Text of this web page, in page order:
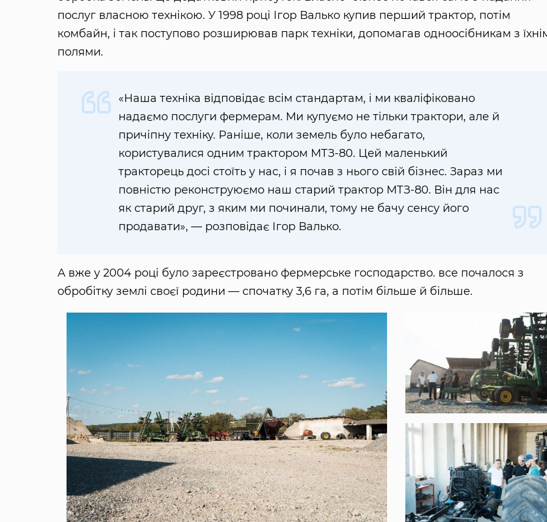
послуг власною технікою. У 1998 році Ігор Валько купив перший трактор, потім
комбайн, і так поступово розширював парк техніки, допомагав одноосібникам з
полями.
«Наша техніка відповідає всім стандартам, і ми кваліфіковано
надаємо послуги фермерам. Ми купуємо не тільки трактори, але й
причіпну техніку. Раніше, коли земель було небагато,
користувалися одним трактором МТЗ-80. Цей маленький
тракторець досі стоїть у нас, і я почав з нього свій бізнес. Зараз ми
повністю реконструюємо наш старий трактор МТЗ-80. Він для нас
як старий друг, з яким ми починали, тому не бачу сенсу його
продавати», — розповідає Ігор Валько.
А вже у 2004 році було зареєстровано фермерське господарство. все почалося з
обробітку землі своєї родини — спочатку 3,6 га, а потім більше й більше.